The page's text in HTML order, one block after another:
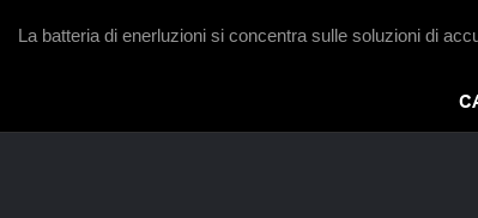
La batteria di enerluzioni si concentra sulle soluzioni di